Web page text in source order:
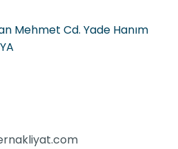
Mehmet Cd. Yade Hanım